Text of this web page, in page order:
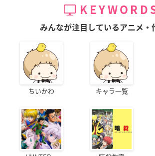
みんなが注目しているアニメ・
ちいかわ キャラ一覧